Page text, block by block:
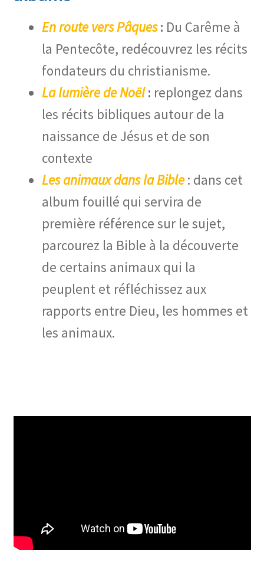
En route vers Pâques: Du Carême à
la Pentecôte, redécouvrez les récits
fondateurs du christianisme.
La lumière de Noël: replongez dans
les récits bibliques autour de la
naissance de Jésus et de son
contexte
Les animaux dans la Bible: dans cet
album fouillé qui servira de
première référence sur le sujet,
parcourez la Bible à la découverte
de certains animaux qui la
peuplent et réfléchissez aux
rapports entre Dieu, les hommes et
les animaux.